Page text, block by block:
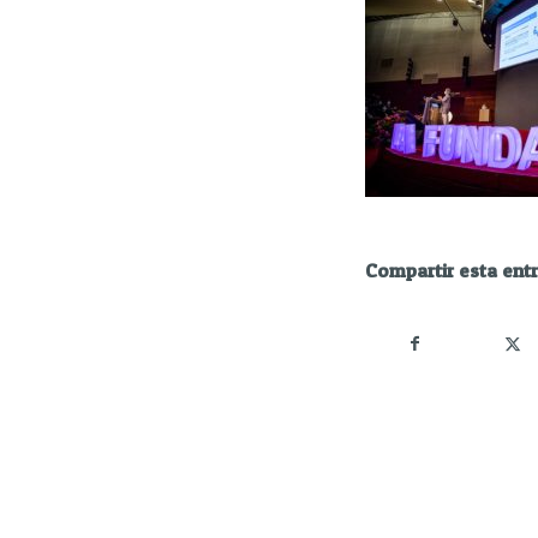
Compartir esta